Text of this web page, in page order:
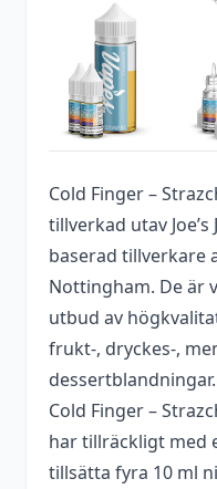
Cold Finger –
tillverkad utav
baserad tillverkare
Nottingham. De är
utbud av
frukt-, dryckes-,
dessertblandningar.
Cold Finger –
har tillräckligt med
tillsätta fyra 10 ml
Utrymme för
nikotinshots